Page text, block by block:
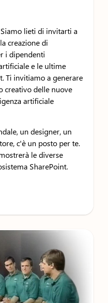
lieti di invitarti a
creazione di
i dipendenti
e le ultime
Ti invitiamo a generare
creativo delle nuove
artificiale
un designer, un
c'è un posto per te.
le diverse
SharePoint.